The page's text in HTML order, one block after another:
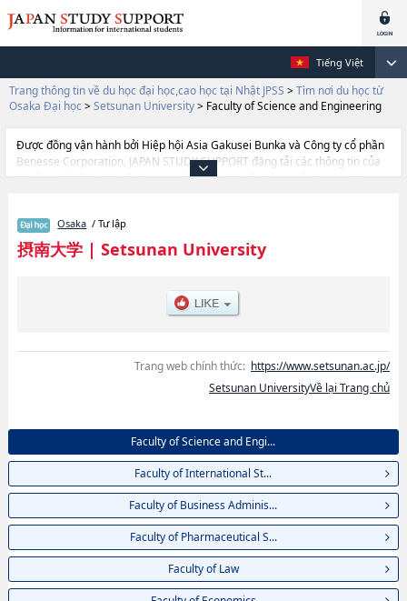
Tiếng Việt
Trang thông tin về du học đại học,cao học tại Nhật JPSS > Tìm nơi du học từ
Osaka Đại học > Setsunan University> Faculty of Science and Engineering
Được đồng vận hành bởi Hiệp hội Asia Gakusei Bunka và Công ty cổ phần
Benesse Corporation, JAPAN STUDY SUPPORT đăng tải các thông tin của
khoảng 1.300 trường đại học, cao học, trường đại học ngắn hạn, trường
cần thiết dành cho du học sinh, như là về các Ngành Faculty of Science
and EngineeringhoặcNgành Faculty of International StudieshoặcNgành
Faculty of Business AdministrationhoặcNgành Faculty of Pharmaceutical
EconomicshoặcNgành Faculty of NursinghoặcNgành Faculty of
AgriculturehoặcNgành Faculty of Contemporary Social Studies, thông tin
Osaka / Tư lập
摂南大学| Setsunan University
Trang web chính thức: https://www.setsunan.ac.jp/
Setsunan UniversityVề lại Trang chủ
Faculty of Science and Engi...
Faculty of International St...
Faculty of Business Adminis...
Faculty of Pharmaceutical S...
Faculty of Law